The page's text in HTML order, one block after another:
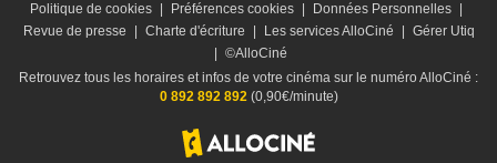
Politique de cookies
Préférences cookies Données Personnelles
Revue de presse
Charte d'écriture Les services AlloCiné
Gérer Utiq
©AlloCiné
Retrouvez tous les horaires et infos de votre cinéma sur le numéro AlloCiné :
0 892 892 892(0,90€/minute)